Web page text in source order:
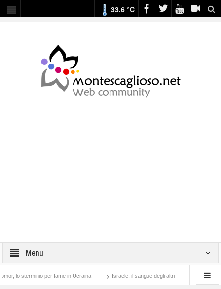
33.6 °C
Menu
sterminio per fame in Ucraina Israele, il sangue degli altri Lotta di classe…